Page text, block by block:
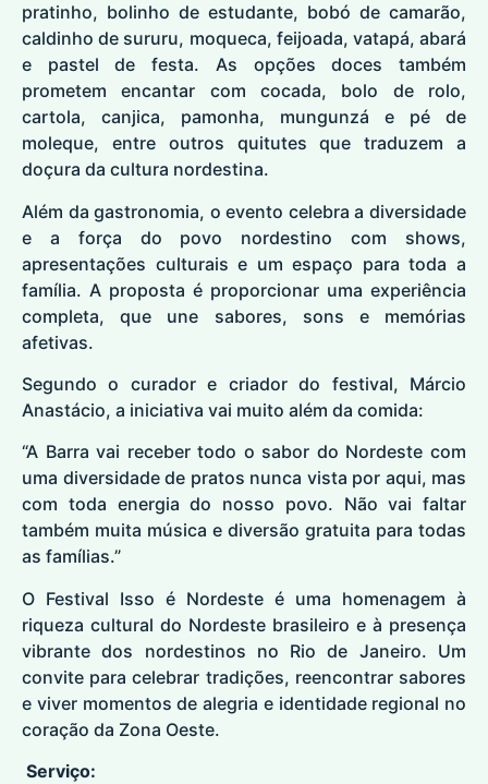
pratinho, bolinho de estudante, bobó de camarão,
caldinho de sururu, moqueca, feijoada, vatapá, abará
e pastel de festa. As opções doces também
prometem encantar com cocada, bolo de rolo,
cartola, canjica, pamonha, mungunzá e pé de
moleque, entre outros quitutes que traduzem a
doçura da cultura nordestina.
Além da gastronomia, o evento celebra a diversidade
e a força do povo nordestino com shows,
apresentações culturais e um espaço para toda a
família. A proposta é proporcionar uma experiência
completa, que une sabores, sons e memórias
afetivas.
Segundo o curador e criador do festival, Márcio
Anastácio, a iniciativa vai muito além da comida:
“A Barra vai receber todo o sabor do Nordeste com
uma diversidade de pratos nunca vista por aqui, mas
com toda energia do nosso povo. Não vai faltar
também muita música e diversão gratuita para todas
as famílias.”
O Festival Isso é Nordeste é uma homenagem à
riqueza cultural do Nordeste brasileiro e à presença
vibrante dos nordestinos no Rio de Janeiro. Um
convite para celebrar tradições, reencontrar sabores
e viver momentos de alegria e identidade regional no
coração da Zona Oeste.
Serviço: